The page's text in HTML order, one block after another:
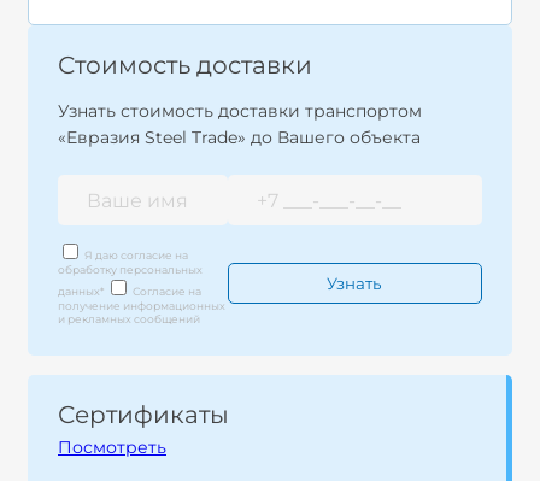
Стоимость доставки
Узнать стоимость доставки транспортом
«Евразия Steel Trade» до Вашего объекта
Я даю согласие на
обработку персональных
данных*
Согласие на
получение информационных
и рекламных сообщений
Сертификаты
Посмотреть